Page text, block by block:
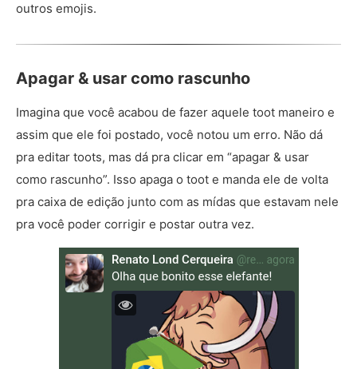
outros emojis.
Apagar & usar como rascunho
Imagina que você acabou de fazer aquele toot maneiro e
assim que ele foi postado, você notou um erro. Não dá
pra editar toots, mas dá pra clicar em “apagar & usar
como rascunho”. Isso apaga o toot e manda ele de volta
pra caixa de edição junto com as mídas que estavam nele
pra você poder corrigir e postar outra vez.